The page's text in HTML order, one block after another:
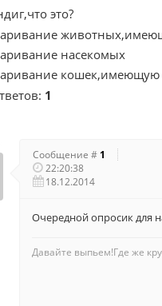
это?
насекомых
кошек,имеющую
1
Сообщение # 1
22:20:38
18.12.2014
Очередной опросик для
Давайте выпьем!Где же